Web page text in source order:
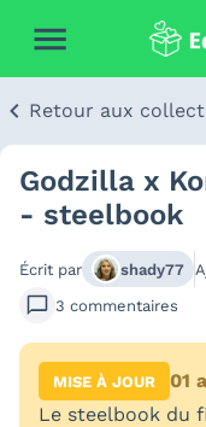
Retour aux
Godzilla x
- steelbook
Écrit par shady77
3 commentaires
MISE À JOUR
01
Le steelbook du